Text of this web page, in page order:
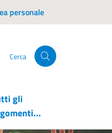
personale
Cerca
gli